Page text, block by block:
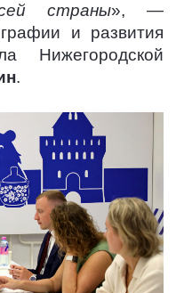
страны», —
и развития
Нижегородской
.